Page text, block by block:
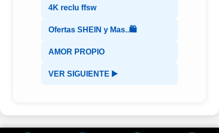
4K reclu ffsw
Ofertas SHEIN y Mas..🛍️
AMOR PROPIO
VER SIGUIENTE ▶️